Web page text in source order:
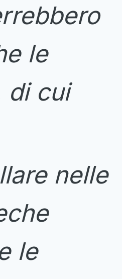
le
di cui
nelle
le